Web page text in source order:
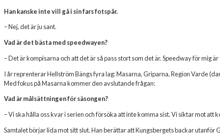
Han kanske inte vill gå i sin fars fotspår.
– Nej, det är ju sant.
Vad är det bästa med speedwayen?
– Det är kompisarna och att det är så pass stort som det är. Speedway för mig
I år reprenterar Hellström Bängs fyra lag: Masarna, Griparna, Region Varde
Med fokus på Masarna kommer den avslutande frågan:
Vad är målsättningen för säsongen?
– Vi ska hålla oss kvar i serien och försöka att inte komma sist. Vi siktar mot att
Samtalet börjar lida mot sitt slut. Han berättar att Kungsbergets backar utanför